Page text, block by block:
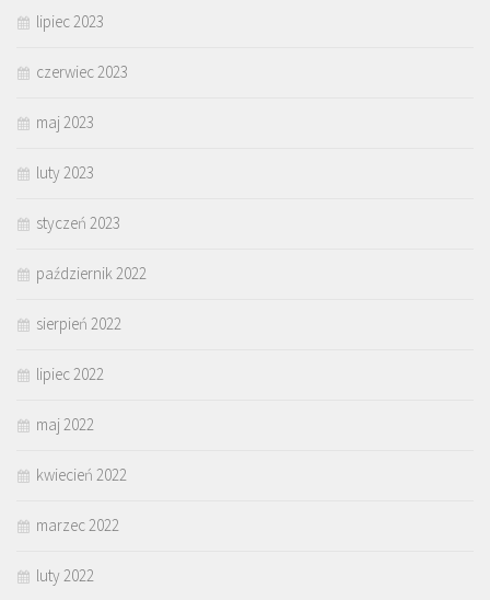
lipiec 2023
czerwiec 2023
maj 2023
luty 2023
styczeń 2023
październik 2022
sierpień 2022
lipiec 2022
maj 2022
kwiecień 2022
marzec 2022
luty 2022